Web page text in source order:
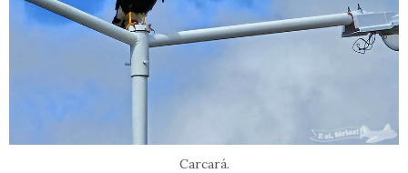
Carcará.